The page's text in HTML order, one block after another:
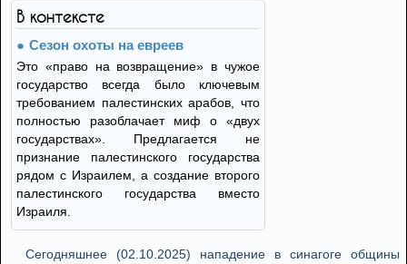
В контексте
Сезон охоты на евреев
Это «право на возвращение» в чужое
государство всегда было ключевым
требованием палестинских арабов, что
полностью разоблачает миф о «двух
государствах». Предлагается не
признание палестинского государства
рядом с Израилем, а создание второго
палестинского государства вместо
Израиля.
Сегодняшнее (02.10.2025) нападение в синагоге общины